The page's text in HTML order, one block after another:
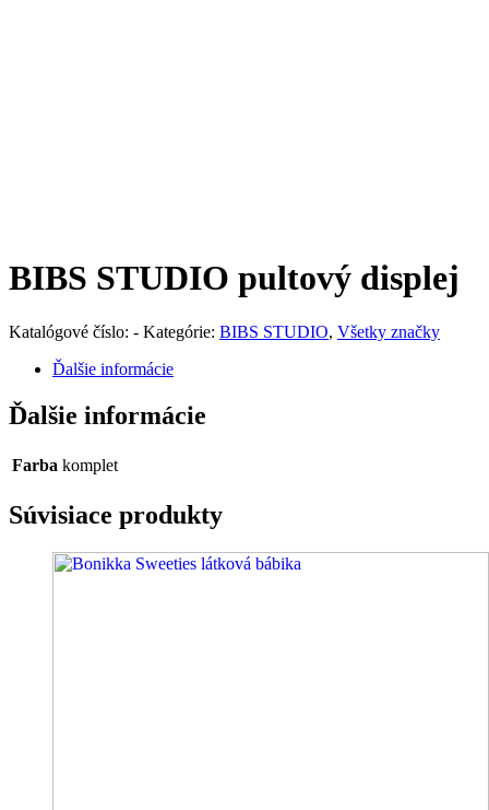
BIBS STUDIO pultový displej
Katalógové číslo: - Kategórie: BIBS STUDIO, Všetky značky
Ďalšie informácie
Ďalšie informácie
Farba komplet
Súvisiace produkty